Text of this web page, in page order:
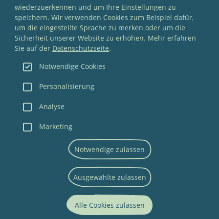
hören ist, entsteht im Moment, nichts ist
vorproduziert.
ZUM KONZERT
wiederzuerkennen und um Ihre Einstellungen zu
speichern. Wir verwenden Cookies zum Beispiel dafür,
um die eingestellte Sprache zu merken oder um die
Sicherheit unserer Website zu erhöhen. Mehr erfahren
Sie auf der Datenschutzseite.
Notwendige Cookies
Personalisierung
Analyse
Marketing
Notwendige zulassen
Ausgewählte zulassen
Alle Cookies zulassen